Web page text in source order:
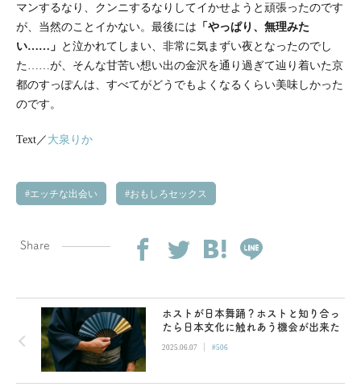
マンするなり、クンニするなりしてイかせようと頑張ったのです
が、当然のことイかない。最後には 「やっぱり、無理みた
い……」 と泣かれてしまい、非常に気まずい夜となったのでし
た……が、そんな甘苦い想い出の金沢を通り過ぎて辿り着いた京
都のすっぽんは、すべてがどうでもよくなるくらい美味しかった
のです。
Text／ 大泉りか
エッチな出会い おもしろセックス
Share
ホストが日本舞踊？ホストと知り合っ
たら日本文化に触れあう機会が出来た
2025.06.07 | #506